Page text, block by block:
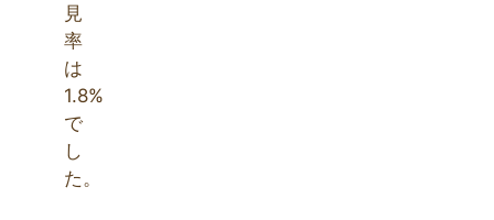
見
率
は
1.8%
で
し
た。